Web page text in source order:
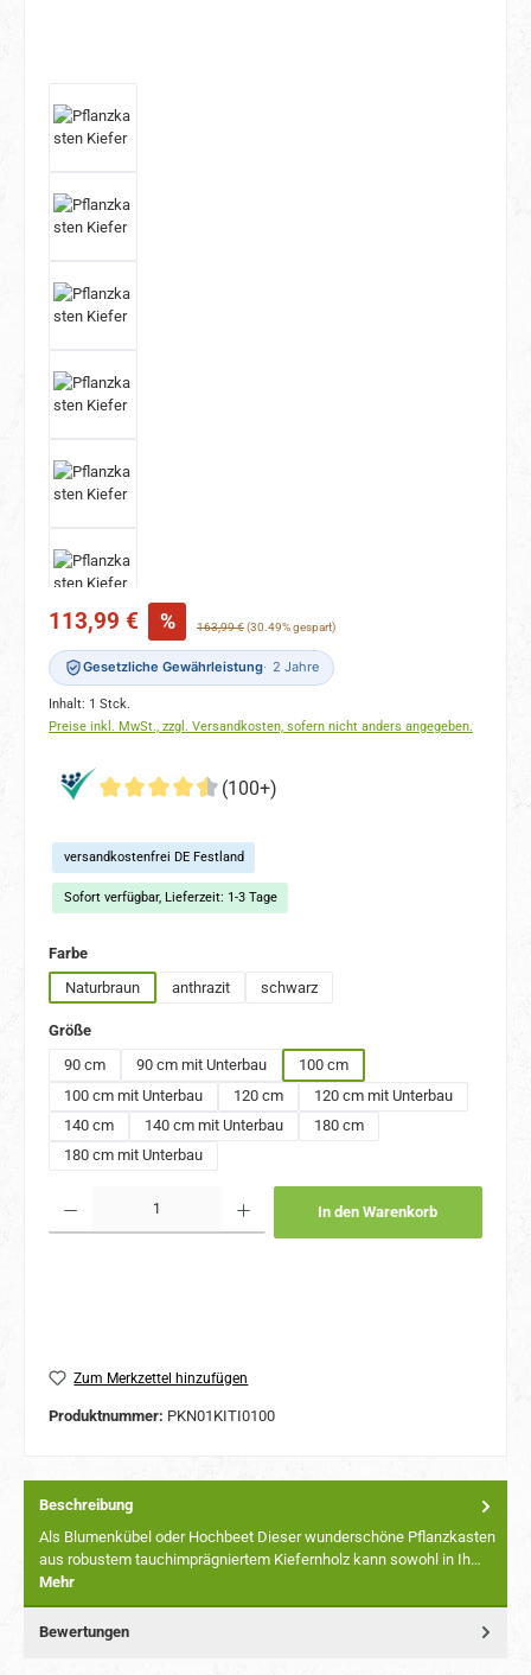
Verkaufspreis:
113,99 € % Regulärer Preis:
163,99 €(30.49% gespart)
Gesetzliche Gewährleistung 2 Jahre
Inhalt: 1 Stck.
Preise inkl. MwSt., zzgl. Versandkosten, sofern nicht anders angegeben.
(100+)
versandkostenfrei DE Festland
Sofort verfügbar, Lieferzeit: 1-3 Tage
Farbeauswählen
Naturbraun
anthrazit schwarz
Größeauswählen
90 cm
90 cm mit Unterbau
100 cm
100 cm mit Unterbau
120 cm
120 cm mit Unterbau
140 cm
140 cm mit Unterbau
180 cm
180 cm mit Unterbau
In den Warenkorb
Zum Merkzettel hinzufügen
Produktnummer: PKN01KITI0100
Beschreibung
Als Blumenkübel oder Hochbeet Dieser wunderschöne Pflanzkasten
aus robustem tauchimprägniertem Kiefernholz kann sowohl in Ih…
Mehr
Bewertungen